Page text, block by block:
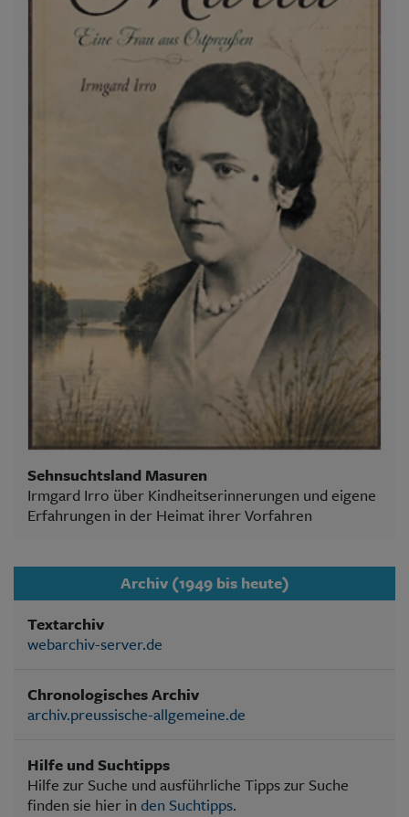
Sehnsuchtsland Masuren
Irmgard Irro über Kindheitserinnerungen und eigene
Erfahrungen in der Heimat ihrer Vorfahren
Archiv (1949 bis heute)
Textarchiv
webarchiv-server.de
Chronologisches Archiv
archiv.preussische-allgemeine.de
Hilfe und Suchtipps
Hilfe zur Suche und ausführliche Tipps zur Suche
finden sie hier in den Suchtipps.